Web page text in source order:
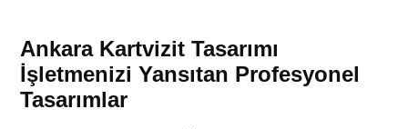
Ankara Kartvizit Tasarımı
İşletmenizi Yansıtan Profesyonel
Tasarımlar